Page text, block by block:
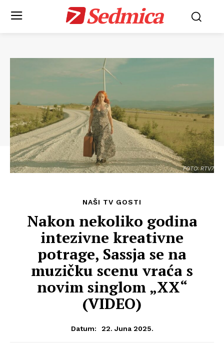
Sedmica
FOTO: RTV7
NAŠI TV GOSTI
Nakon nekoliko godina
intezivne kreativne
potrage, Sassja se na
muzičku scenu vraća s
novim singlom „XX“
(VIDEO)
Datum: 22. Juna 2025.